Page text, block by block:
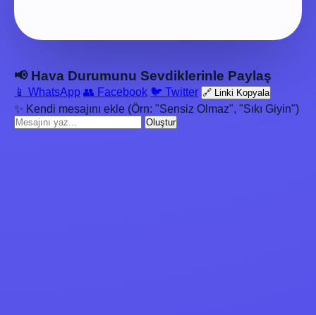
📢 Hava Durumunu Sevdiklerinle Paylaş
📱 WhatsApp 👥 Facebook 🐦 Twitter 🔗 Linki Kopyala
✨ Kendi mesajını ekle (Örn: "Sensiz Olmaz", "Sıkı Giyin")
Oluştur